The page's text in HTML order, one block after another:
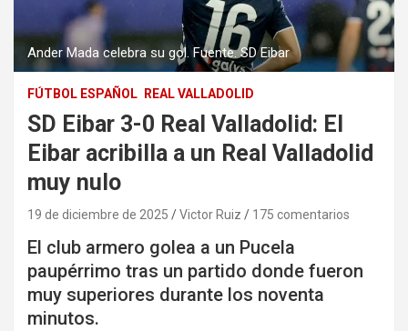
Ander Mada celebra su gol. Fuente. SD Eibar
FÚTBOL ESPAÑOL REAL VALLADOLID
SD Eibar 3-0 Real Valladolid: El
Eibar acribilla a un Real Valladolid
muy nulo
19 de diciembre de 2025 Victor Ruiz 175 comentarios
El club armero golea a un Pucela
paupérrimo tras un partido donde fueron
muy superiores durante los noventa
minutos.